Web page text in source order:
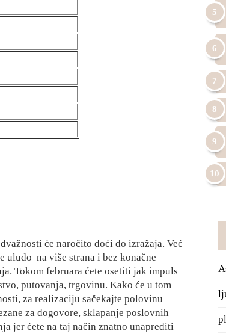
će naročito doći do izražaja. Već
uludo na više strana i bez konačne
Tokom februara ćete osetiti jak impuls
putovanja, trgovinu. Kako će u tom
za realizaciju sačekajte polovinu
za dogovore, sklapanje poslovnih
jer ćete na taj način znatno unaprediti